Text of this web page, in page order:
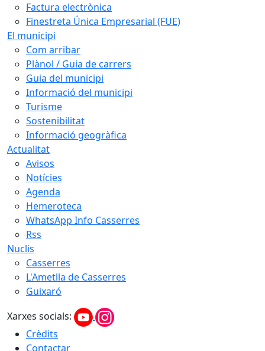
Factura electrònica
Finestreta Única Empresarial (FUE)
El municipi
Com arribar
Plànol / Guia de carrers
Guia del municipi
Informació del municipi
Turisme
Sostenibilitat
Informació geogràfica
Actualitat
Avisos
Notícies
Agenda
Hemeroteca
WhatsApp Info Casserres
Rss
Nuclis
Casserres
L'Ametlla de Casserres
Guixaró
Xarxes socials:
Crèdits
Contactar